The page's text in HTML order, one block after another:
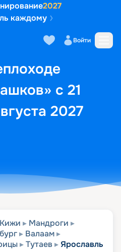
2027
каждому
Войти
с 21
2027
кают Маршрут и
Кижи
Мандроги
Валаам
Тутаев Ярославль